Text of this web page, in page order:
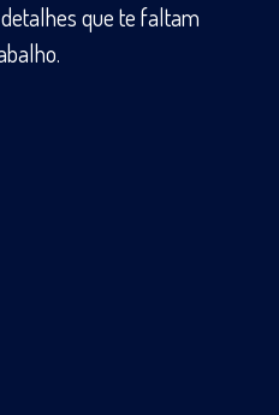
que te faltam